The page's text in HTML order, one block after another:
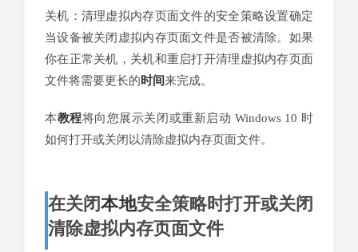
关机：清理虚拟内存页面文件的安全策略设置确定
当设备被关闭虚拟内存页面文件是否被清除。如果
你在正常关机，关机和重启打开清理虚拟内存页面
文件将需要更长的时间来完成。
本教程将向您展示关闭或重新启动 Windows 10 时
如何打开或关闭以清除虚拟内存页面文件。
在关闭本地安全策略时打开或关闭
清除虚拟内存页面文件